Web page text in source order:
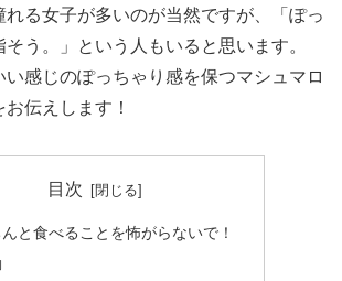
れる女子が多いのが当然ですが、「ぽっ
う。」という人もいると思います。
い感じのぽっちゃり感を保つマシュマロ
伝えします！
目次
んと食べることを怖がらないで！